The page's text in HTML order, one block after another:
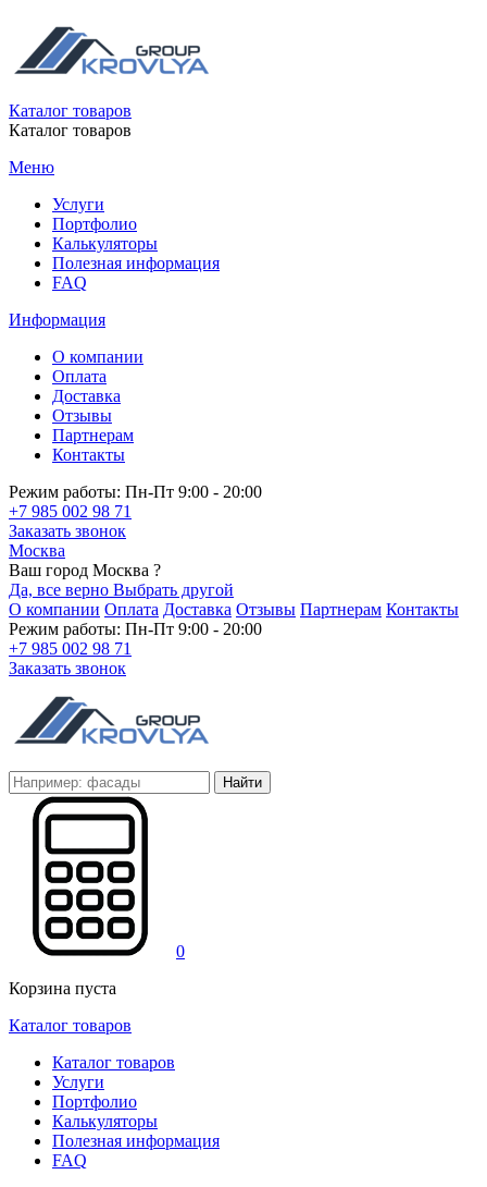
Каталог товаров
Каталог товаров
Меню
Услуги
Портфолио
Калькуляторы
Полезная информация
FAQ
Информация
О компании
Оплата
Доставка
Отзывы
Партнерам
Контакты
Режим работы: Пн-Пт 9:00 - 20:00
+7 985 002 98 71
Заказать звонок
Москва
Ваш город Москва ?
Да, все верно Выбрать другой
О компании Оплата Доставка Отзывы Партнерам Контакты
Режим работы: Пн-Пт 9:00 - 20:00
+7 985 002 98 71
Заказать звонок
Найти
0
Корзина пуста
Каталог товаров
Каталог товаров
Услуги
Портфолио
Калькуляторы
Полезная информация
FAQ